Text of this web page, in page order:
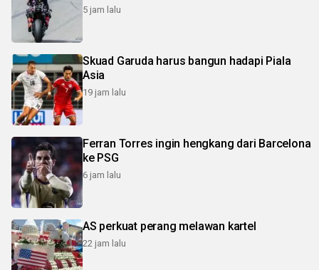
5 jam lalu
Skuad Garuda harus bangun hadapi Piala
Asia
19 jam lalu
Ferran Torres ingin hengkang dari Barcelona
ke PSG
6 jam lalu
AS perkuat perang melawan kartel
22 jam lalu